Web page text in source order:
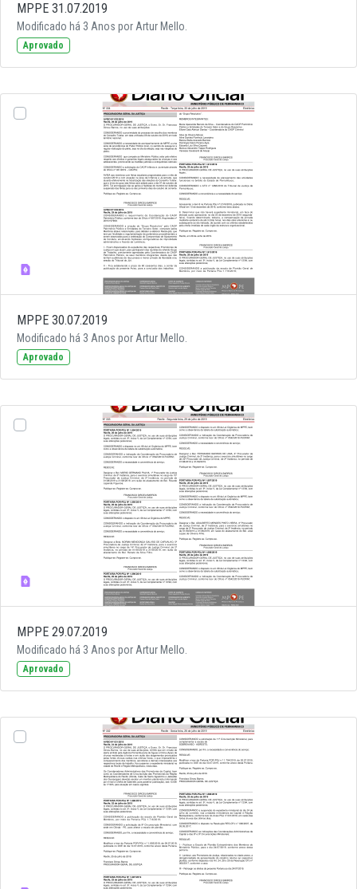
MPPE 31.07.2019
Modificado há 3 Anos por Artur Mello.
Aprovado
MPPE 30.07.2019
Modificado há 3 Anos por Artur Mello.
Aprovado
MPPE 29.07.2019
Modificado há 3 Anos por Artur Mello.
Aprovado